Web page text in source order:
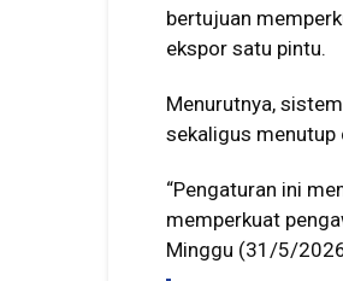
bertujuan
ekspor satu pintu.
Menurutnya,
sekaligus menutup
“Pengaturan ini
memperkuat
Minggu (31/5/